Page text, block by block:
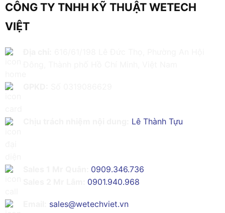
CÔNG TY TNHH KỸ THUẬT WETECH
VIỆT
Lê Thành Tựu
0909.346.736
0901.940.968
sales@wetechviet.vn